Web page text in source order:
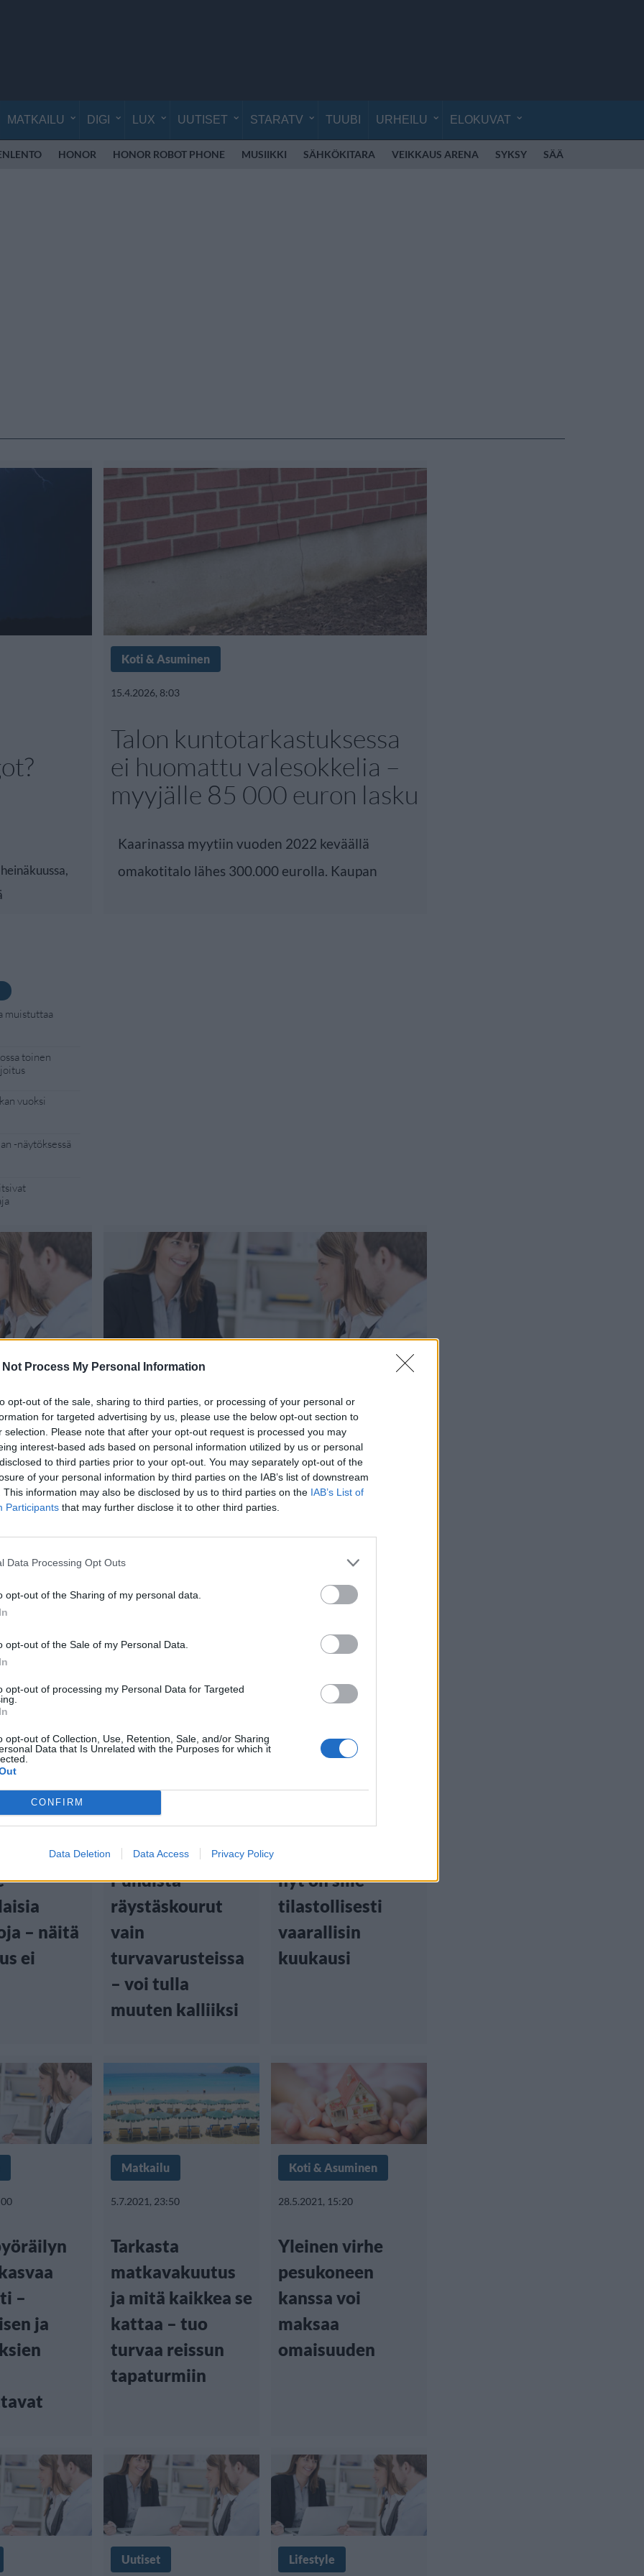
Not Process My Personal Information
opt-out of the sale, sharing to third parties, or processing of your personal or
for targeted advertising by us, please use the below opt-out section to
selection. Please note that after your opt-out request is processed you may
interest-based ads based on personal information utilized by us or personal
to third parties prior to your opt-out. You may separately opt-out of the
of your personal information by third parties on the IAB’s list of downstream
This information may also be disclosed by us to third parties on the IAB’s List of
Participants that may further disclose it to other third parties.
Data Processing Opt Outs
opt-out of the Sharing of my personal data.
opt-out of the Sale of my Personal Data.
opt-out of processing my Personal Data for Targeted
opt-out of Collection, Use, Retention, Sale, and/or Sharing
Data that Is Unrelated with the Purposes for which it
CONFIRM
Data Deletion Data Access Privacy Policy
MATKAILU DIGI LUX UUTISET STARATV TUUBI URHEILU ELOKUVAT
HONOR HONOR ROBOT PHONE MUSIIKKI SÄHKÖKITARA VEIKKAUS ARENA SYKSY SÄÄ
Koti & Asuminen
15.4.2026, 8:03
Talon kuntotarkastuksessa
ei huomattu valesokkelia –
myyjälle 85 000 euron lasku
Kaarinassa myytiin vuoden 2022 keväällä
omakotitalo lähes 300.000 eurolla. Kaupan
muistuttaa
toinen
vuoksi
-näytöksessä
Matkailu
23.3.2023, 13:00
Suomessa on lakkobuumi – kuka
takia?
– näitä
ei
Lifestyle
Nyt tuli vakava
varoitus:
Puhdista
räystäskourut
vain
turvavarusteissa
– voi tulla
muuten kalliiksi
Viihdeuutiset
Pidä huolta
nyt on sille
tilastollisesti
vaarallisin
kuukausi
–
ja
Matkailu
5.7.2021, 23:50
Tarkasta
matkavakuutus
ja mitä kaikkea se
kattaa – tuo
turvaa reissun
tapaturmiin
Koti & Asuminen
28.5.2021, 15:20
Yleinen virhe
pesukoneen
kanssa voi
maksaa
omaisuuden
Uutiset Lifestyle